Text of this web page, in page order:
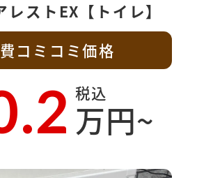
ストEX【トイレ】
コミコミ価格
税込
万円~